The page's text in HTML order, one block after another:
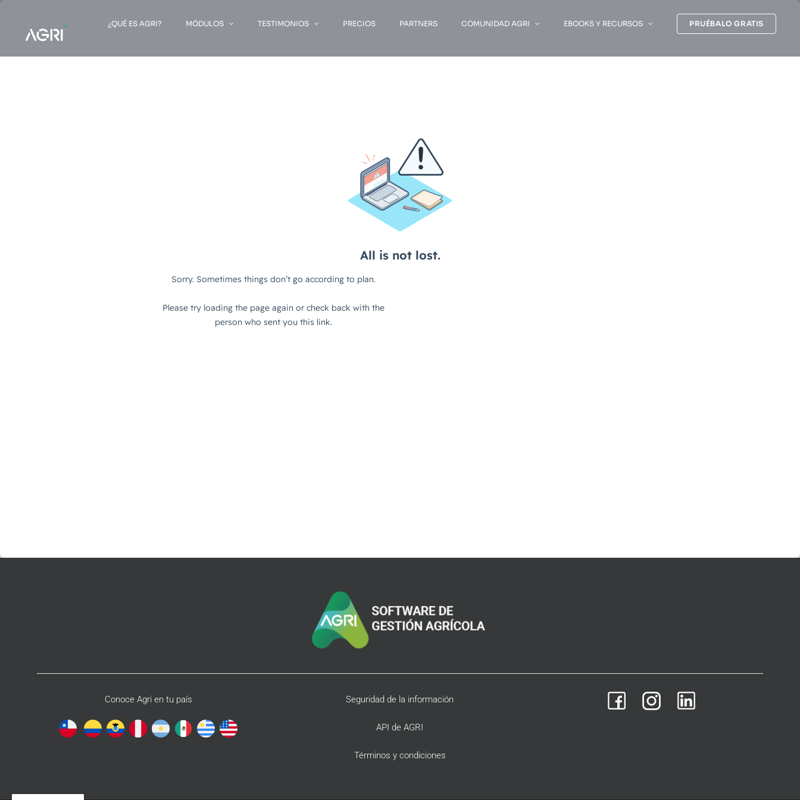
contenido
¿QUÉ ES AGRI? MÓDULOS TESTIMONIOS PRECIOS PARTNERS COMUNIDAD AGRI EBOOKS Y RECURSOS PRUÉBALO GRATIS
Conoce Agri en tu país Seguridad de la información
API de AGRI
Términos y condiciones